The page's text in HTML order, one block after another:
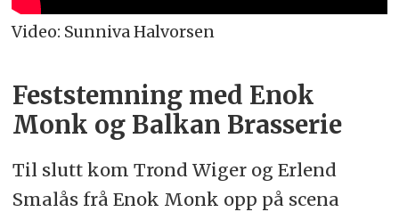
Video: Sunniva Halvorsen
Feststemning med Enok
Monk og Balkan Brasserie
Til slutt kom Trond Wiger og Erlend
Smalås frå Enok Monk opp på scena